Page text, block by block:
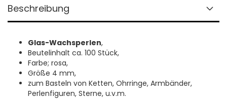
Beschreibung
Glas-Wachsperlen,
Beutelinhalt ca. 100 Stück,
Farbe; rosa,
Größe 4 mm,
zum Basteln von Ketten, Ohrringe, Armbänder,
Perlenfiguren, Sterne, u.v.m.